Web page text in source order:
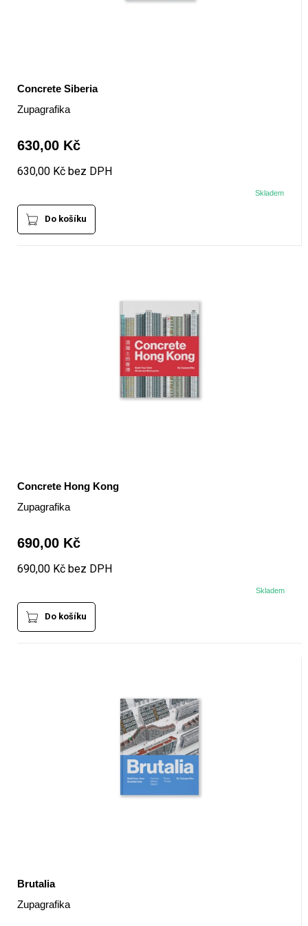
Přihlásit se
Concrete Siberia
Zupagrafika
630,00 Kč
630,00 Kč bez DPH
Skladem
Do košíku
Concrete Hong Kong
Zupagrafika
690,00 Kč
690,00 Kč bez DPH
Skladem
Do košíku
Brutalia
Zupagrafika